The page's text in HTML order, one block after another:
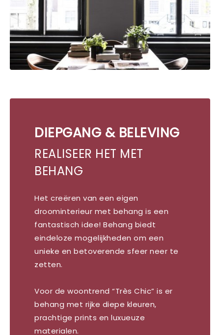
DIEPGANG & BELEVING
REALISEER HET MET
BEHANG
Het creëren van een eigen
droominterieur met behang is een
fantastisch idee! Behang biedt
eindeloze mogelijkheden om een
unieke en betoverende sfeer neer te
zetten.
Voor de woontrend “Très Chic” is er
behang met rijke diepe kleuren,
prachtige prints en luxueuze
materialen.